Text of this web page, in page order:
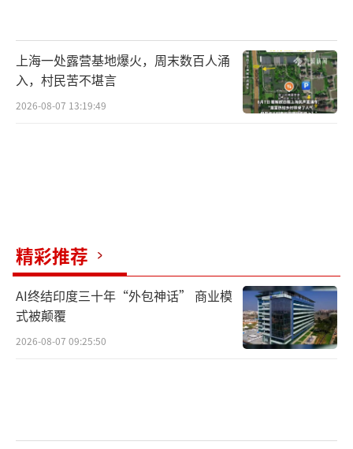
上海一处露营基地爆火，周末数百人涌
入，村民苦不堪言
2026-08-07 13:19:49
精彩推荐
AI终结印度三十年“外包神话” 商业模
式被颠覆
2026-08-07 09:25:50